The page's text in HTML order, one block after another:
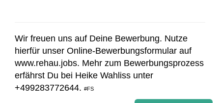
Wir freuen uns auf Deine Bewerbung. Nutze
hierfür unser Online-Bewerbungsformular auf
www.rehau.jobs. Mehr zum Bewerbungsprozess
erfährst Du bei Heike Wahliss unter
+499283772644. #FS